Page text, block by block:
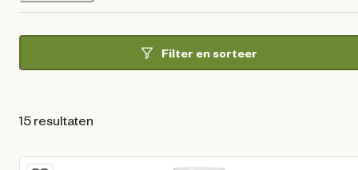
Filter en sorteer
15 resultaten